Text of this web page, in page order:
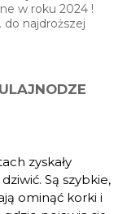
w roku 2024 !
do najdroższej
zyskały
Są szybkie,
ominąć korki i